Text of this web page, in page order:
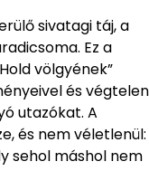
sivatagi táj, a
Ez a
völgyének”
és végtelen
utazókat. A
és nem véletlenül:
sehol máshol nem